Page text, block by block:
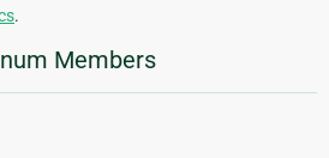
.
Members